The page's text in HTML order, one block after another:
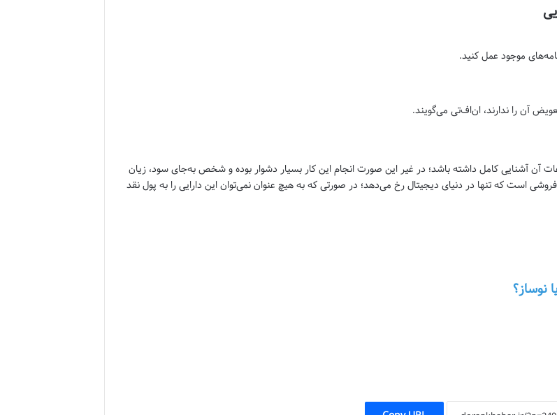
موجود عمل کنید.
آن را ندارند، ان‌اف‌تی می‌گویند.
آن آشنایی کامل داشته باشد؛ در غیر این صورت انجام این کار بسیار دشوار بوده و شخص به‌جای سود، زیان
است که تنها در دنیای دیجیتال رخ می‌دهد؛ در صورتی که به هیچ عنوان نمی‌توان این دارایی را به پول نقد
نوساز؟